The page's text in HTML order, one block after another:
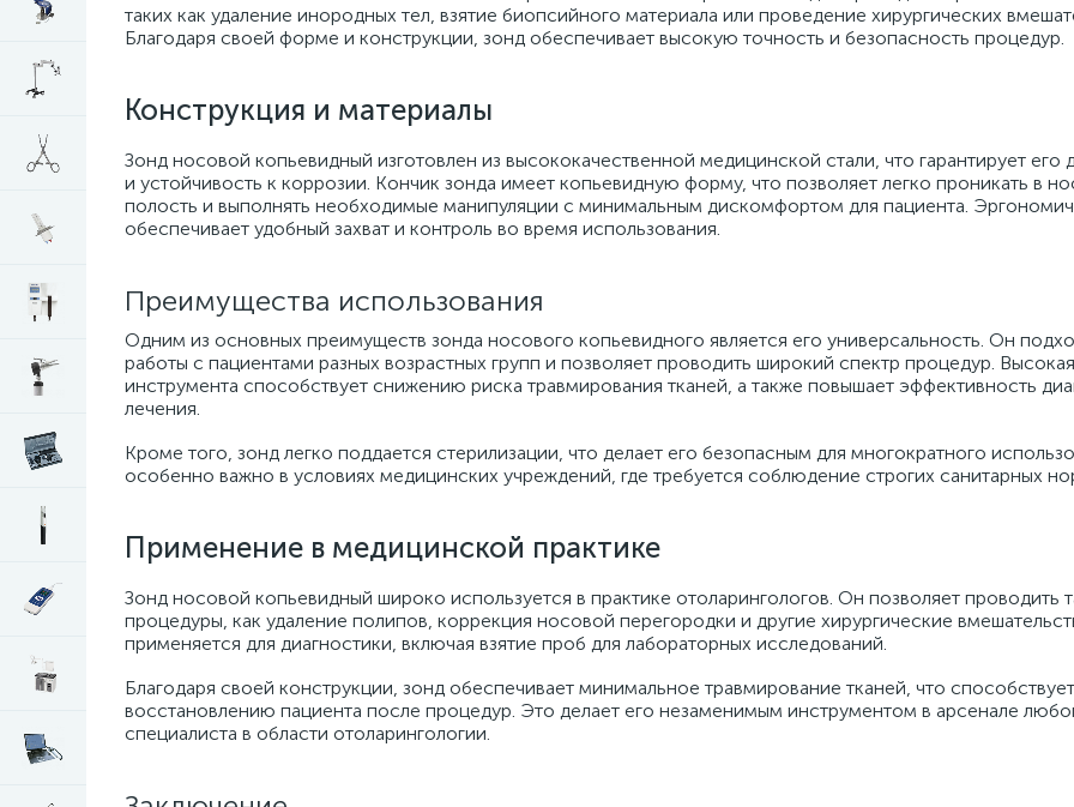
таких как удаление инородных тел, взятие биопсийного материала или проведение хирургических
Благодаря своей форме и конструкции, зонд обеспечивает высокую точность и безопасность процедур.
Конструкция и материалы
Зонд носовой копьевидный изготовлен из высококачественной медицинской стали, что гарантирует его
и устойчивость к коррозии. Кончик зонда имеет копьевидную форму, что позволяет легко проникать в
полость и выполнять необходимые манипуляции с минимальным дискомфортом для пациента.
обеспечивает удобный захват и контроль во время использования.
Преимущества использования
Одним из основных преимуществ зонда носового копьевидного является его универсальность. Он
работы с пациентами разных возрастных групп и позволяет проводить широкий спектр процедур.
инструмента способствует снижению риска травмирования тканей, а также повышает эффективность
лечения.
Кроме того, зонд легко поддается стерилизации, что делает его безопасным для многократного
особенно важно в условиях медицинских учреждений, где требуется соблюдение строгих санитарных
Применение в медицинской практике
Зонд носовой копьевидный широко используется в практике отоларингологов. Он позволяет проводить
процедуры, как удаление полипов, коррекция носовой перегородки и другие хирургические
применяется для диагностики, включая взятие проб для лабораторных исследований.
Благодаря своей конструкции, зонд обеспечивает минимальное травмирование тканей, что
восстановлению пациента после процедур. Это делает его незаменимым инструментом в арсенале
специалиста в области отоларингологии.